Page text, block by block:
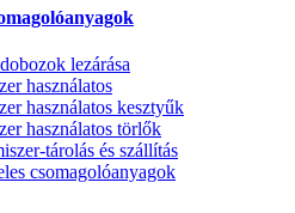
lezárása
használatos
használatos kesztyűk
használatos törlők
tárolás és szállítás
csomagolóanyagok